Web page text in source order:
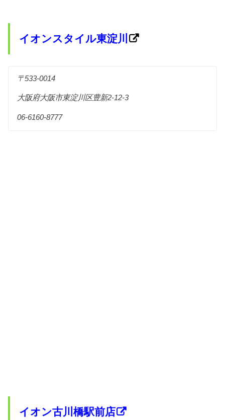
イオンスタイル東淀川
〒533-0014
大阪府大阪市東淀川区豊新2-12-3
06-6160-8777
イオン古川橋駅前店